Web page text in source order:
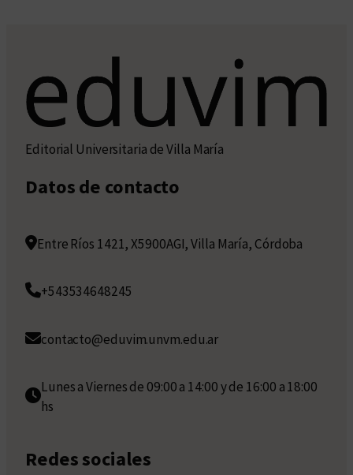
Editorial Universitaria de Villa María
Datos de contacto
Entre Ríos 1421, X5900AGI, Villa María, Córdoba
+543534648245
contacto@eduvim.unvm.edu.ar
Lunes a Viernes de 09:00 a 14:00 y de 16:00 a 18:00
hs
Redes sociales